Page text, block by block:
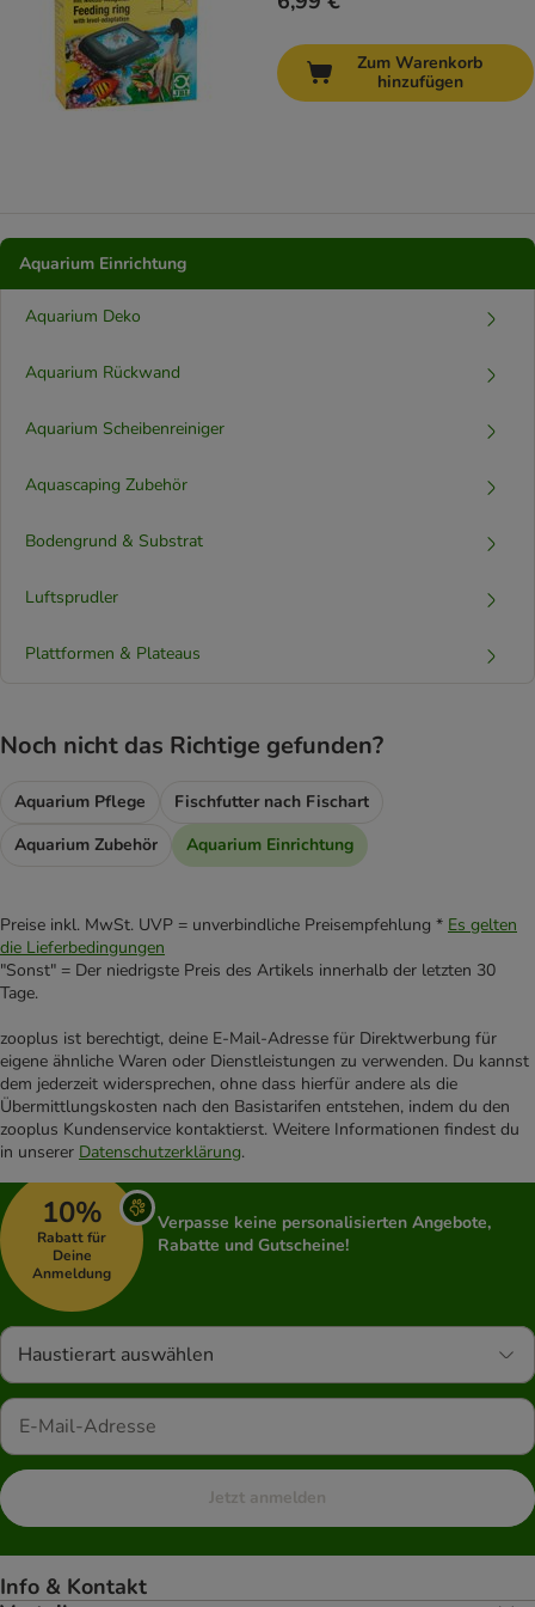
Zum Warenkorb
hinzufügen
Aquarium Einrichtung
Aquarium Deko
Aquarium Rückwand
Aquarium Scheibenreiniger
Aquascaping Zubehör
Bodengrund & Substrat
Luftsprudler
Plattformen & Plateaus
Noch nicht das Richtige gefunden?
Aquarium Pflege
Fischfutter nach Fischart
Aquarium Zubehör
Aquarium Einrichtung
Preise inkl. MwSt. UVP = unverbindliche Preisempfehlung * Es gelten
die Lieferbedingungen
"Sonst" = Der niedrigste Preis des Artikels innerhalb der letzten 30
Tage.
zooplus ist berechtigt, deine E-Mail-Adresse für Direktwerbung für
eigene ähnliche Waren oder Dienstleistungen zu verwenden. Du kannst
dem jederzeit widersprechen, ohne dass hierfür andere als die
Übermittlungskosten nach den Basistarifen entstehen, indem du den
zooplus Kundenservice kontaktierst. Weitere Informationen findest du
in unserer Datenschutzerklärung.
10%
Rabatt für
Deine
Anmeldung
Verpasse keine personalisierten Angebote,
Rabatte und Gutscheine!
Haustierart auswählen
Jetzt anmelden
Info & Kontakt